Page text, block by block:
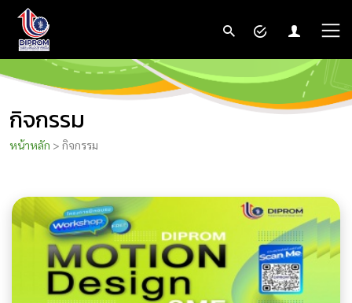
กิจกรรม
หน้าหลัก > กิจกรรม